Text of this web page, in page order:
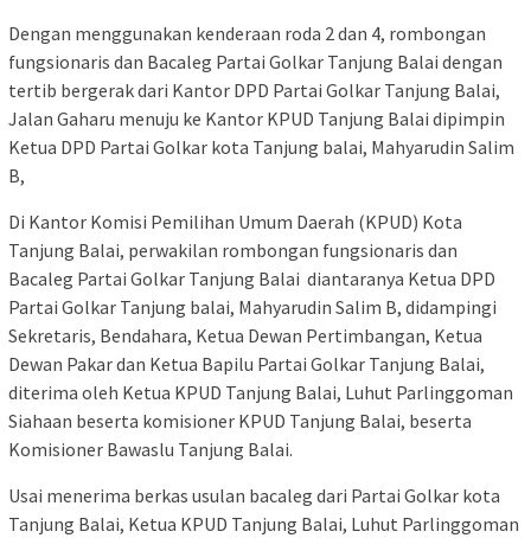
Dengan menggunakan kenderaan roda 2 dan 4, rombongan
fungsionaris dan Bacaleg Partai Golkar Tanjung Balai dengan
tertib bergerak dari Kantor DPD Partai Golkar Tanjung Balai,
Jalan Gaharu menuju ke Kantor KPUD Tanjung Balai dipimpin
Ketua DPD Partai Golkar kota Tanjung balai, Mahyarudin Salim
B,
Di Kantor Komisi Pemilihan Umum Daerah (KPUD) Kota
Tanjung Balai, perwakilan rombongan fungsionaris dan
Bacaleg Partai Golkar Tanjung Balai diantaranya Ketua DPD
Partai Golkar Tanjung balai, Mahyarudin Salim B, didampingi
Sekretaris, Bendahara, Ketua Dewan Pertimbangan, Ketua
Dewan Pakar dan Ketua Bapilu Partai Golkar Tanjung Balai,
diterima oleh Ketua KPUD Tanjung Balai, Luhut Parlinggoman
Siahaan beserta komisioner KPUD Tanjung Balai, beserta
Komisioner Bawaslu Tanjung Balai.
Usai menerima berkas usulan bacaleg dari Partai Golkar kota
Tanjung Balai, Ketua KPUD Tanjung Balai, Luhut Parlinggoman